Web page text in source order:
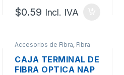
$0.59 Incl. IVA
Accesorios de Fibra, Fibra
CAJA TERMINAL DE
FIBRA OPTICA NAP